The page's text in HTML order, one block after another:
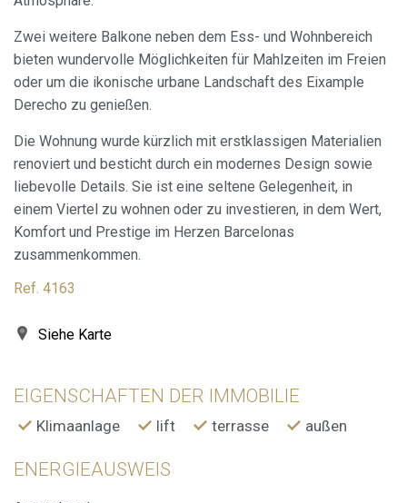
Zwei weitere Balkone neben dem Ess- und Wohnbereich
bieten wundervolle Möglichkeiten für Mahlzeiten im Freien
oder um die ikonische urbane Landschaft des Eixample
Derecho zu genießen.
Die Wohnung wurde kürzlich mit erstklassigen Materialien
renoviert und besticht durch ein modernes Design sowie
liebevolle Details. Sie ist eine seltene Gelegenheit, in
einem Viertel zu wohnen oder zu investieren, in dem Wert,
Komfort und Prestige im Herzen Barcelonas
zusammenkommen.
Ref. 4163
Siehe Karte
EIGENSCHAFTEN DER IMMOBILIE
Klimaanlage lift terrasse außen
ENERGIEAUSWEIS
Cookies ändern
Technik und Funktional
Immer aktiv
Diese Website verwendet eigene Cookies, um
verbessern. Wenn Sie weiter surfen, akzeptieren Sie deren
Installation. Der Benutzer hat die Möglichkeit, seinen
Browser zu konfigurieren und auf Wunsch zu verhindern,
dass er auf seiner Festplatte installiert wird, obwohl er
bedenken muss, dass dies zu Schwierigkeiten beim
Navigieren auf der Website führen kann.
Analytik und Anpassung
Sie ermöglichen die Beobachtung und Analyse des
verwendet, um die Aktivität des Webs zu messen, um
Präferenzinformationen des Benutzers zu speichern, um
durch empfohlene Produkte ein besseres Erlebnis zu